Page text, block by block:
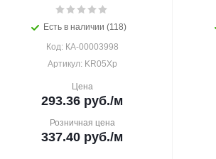
Есть в наличии (118)
Код: КА-00003998
Артикул: KR05Хр
Цена
293.36 руб./м
Розничная цена
337.40 руб./м